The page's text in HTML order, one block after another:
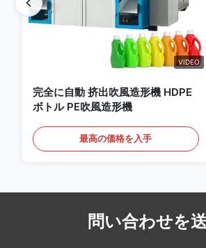
VIDEO
完全に自動 挤出吹風造形機 HDPE
ボトル PE吹風造形機
最高の価格を入手
問い合わせを